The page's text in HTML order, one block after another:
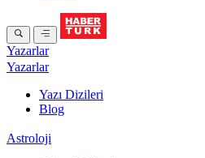
Yazarlar
Yazarlar
Yazı Dizileri
Blog
Astroloji